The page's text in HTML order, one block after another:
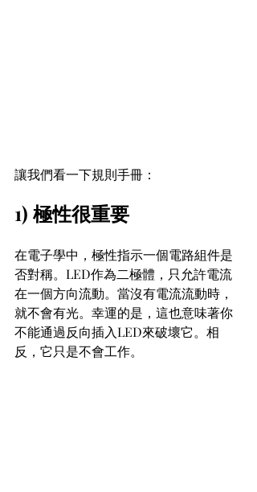
讓我們看一下規則手冊：
1) 極性很重要
在電子學中，極性指示一個電路組件是
否對稱。LED作為二極體，只允許電流
在一個方向流動。當沒有電流流動時，
就不會有光。幸運的是，這也意味著你
不能通過反向插入LED來破壞它。相
反，它只是不會工作。